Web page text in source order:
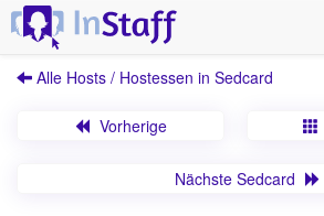
Alle Hosts / Hostessen in Sedcard
Vorherige
Nächste Sedcard